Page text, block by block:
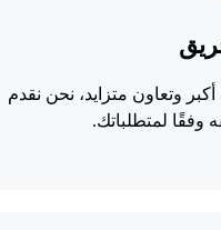
وتعاون متزايد، نحن نقدم